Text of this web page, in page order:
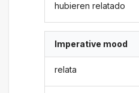
hubieren relatado
Imperative mood
relata